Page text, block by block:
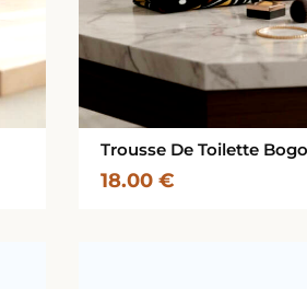
Trousse De Toilette
18.00 €